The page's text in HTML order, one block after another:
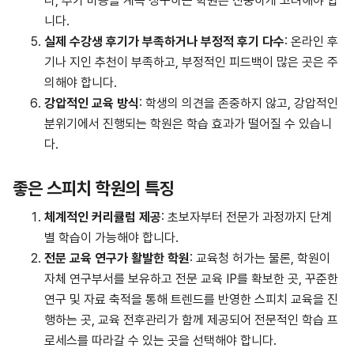
니다.
실제 수강생 후기가 부족하거나 부정적 후기 다수: 온라인 후
기나 지인 추천이 부족하고, 부정적인 피드백이 많은 곳은 주
의해야 합니다.
강압적인 교육 방식: 학생의 의견을 존중하지 않고, 강압적인
분위기에서 진행되는 학원은 학습 효과가 떨어질 수 있습니
다.
좋은 스피치 학원의 특징
체계적인 커리큘럼 제공: 초보자부터 전문가 과정까지 단계
별 학습이 가능해야 합니다.
전문 교육 연구가 활발한 학원: 교육청 허가는 물론, 학원이
자체 연구부서를 보유하고 전문 교육 IP를 확보한 곳, 꾸준한
연구 및 자료 축적을 통해 트렌드를 반영한 스피치 교육을 진
행하는 곳, 교육 전후관리가 함께 제공되어 전문적인 학습 프
로세스를 따라갈 수 있는 곳을 선택해야 합니다.